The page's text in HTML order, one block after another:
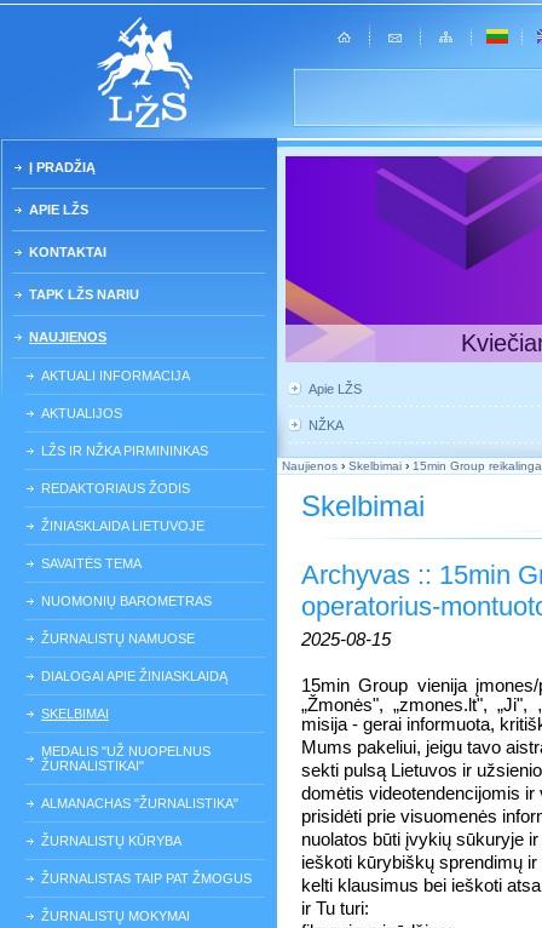
Į PRADŽIĄ
APIE LŽS
KONTAKTAI
TAPK LŽS NARIU
NAUJIENOS
AKTUALI INFORMACIJA
AKTUALIJOS
LŽS IR NŽKA PIRMININKAS
REDAKTORIAUS ŽODIS
ŽINIASKLAIDA LIETUVOJE
SAVAITĖS TEMA
NUOMONIŲ BAROMETRAS
ŽURNALISTŲ NAMUOSE
DIALOGAI APIE ŽINIASKLAIDĄ
SKELBIMAI
MEDALIS "UŽ NUOPELNUS
ŽURNALISTIKAI"
ALMANACHAS "ŽURNALISTIKA"
ŽURNALISTŲ KŪRYBA
ŽURNALISTAS TAIP PAT ŽMOGUS
ŽURNALISTŲ MOKYMAI
Apie LŽS
NŽKA
Naujienos › Skelbimai › 15min Group
Skelbimai
Archyvas :: 15min
operatorius-
2025-08-15
15min Group vienija
„Žmonės", „zmones.lt",
misija - gerai informuota,
Mums pakeliui, jeigu tavo
sekti pulsą Lietuvos ir
domėtis videotendencijomis
prisidėti prie visuomenės
nuolatos būti įvykių sūkuryje
ieškoti kūrybiškų sprendimų
kelti klausimus bei ieškoti
ir Tu turi: